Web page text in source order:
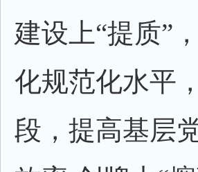
建设上“提质”
化规范化水平
段，提高基层